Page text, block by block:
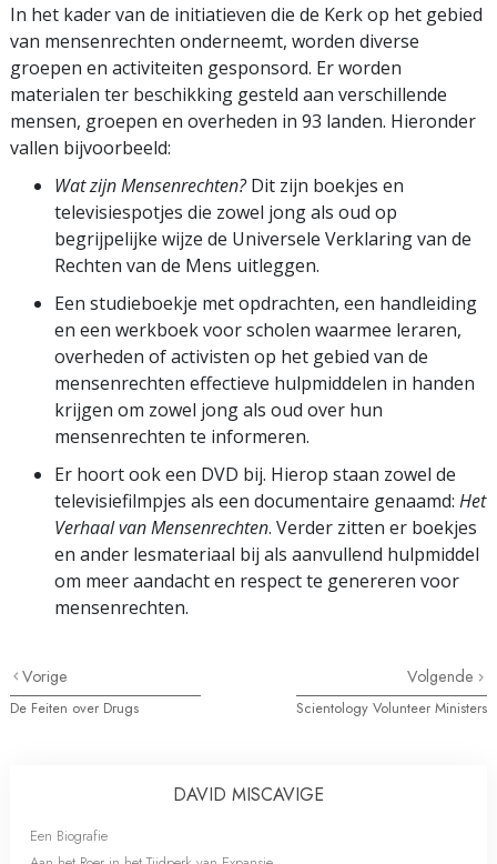
In het kader van de initiatieven die de Kerk op het gebied
van mensenrechten onderneemt, worden diverse
groepen en activiteiten gesponsord. Er worden
materialen ter beschikking gesteld aan verschillende
mensen, groepen en overheden in 93 landen. Hieronder
vallen bijvoorbeeld:
Wat zijn Mensenrechten?Dit zijn boekjes en
televisiespotjes die zowel jong als oud op
begrijpelijke wijze de Universele Verklaring van de
Rechten van de Mens uitleggen.
Een studieboekje met opdrachten, een handleiding
en een werkboek voor scholen waarmee leraren,
overheden of activisten op het gebied van de
mensenrechten effectieve hulpmiddelen in handen
krijgen om zowel jong als oud over hun
mensenrechten te informeren.
Er hoort ook een DVD bij. Hierop staan zowel de
televisiefilmpjes als een documentaire genaamd: Het
Verhaal van Mensenrechten. Verder zitten er boekjes
en ander lesmateriaal bij als aanvullend hulpmiddel
om meer aandacht en respect te genereren voor
mensenrechten.
Vorige
De Feiten over Drugs
Volgende
Scientology Volunteer Ministers
DAVID MISCAVIGE
Een Biografie